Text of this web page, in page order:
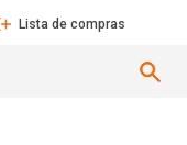
Lista de compras